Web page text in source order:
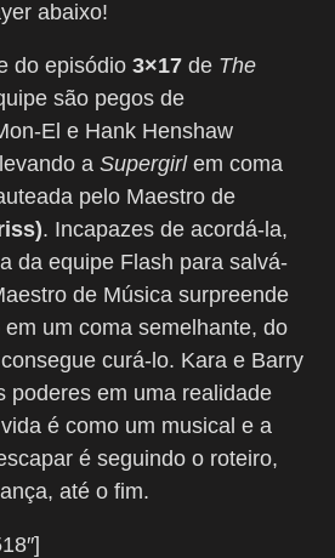
abaixo!
do episódio 3×17 de The
são pegos de
El e Hank Henshaw
a Supergirlem coma
pelo Maestro de
. Incapazes de acordá-la,
da equipe Flash para salvá-
de Música surpreende
um coma semelhante, do
curá-lo. Kara e Barry
poderes em uma realidade
é como um musical e a
é seguindo o roteiro,
até o fim.